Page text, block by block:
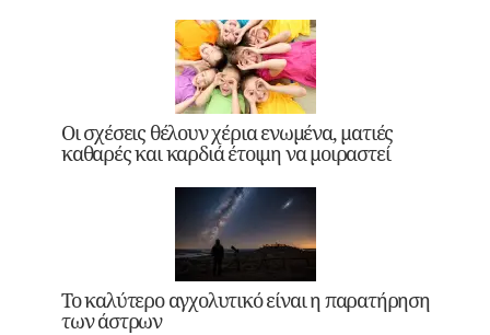
Οι σχέσεις θέλουν χέρια ενωμένα, ματιές
καθαρές και καρδιά έτοιμη να μοιραστεί
Το καλύτερο αγχολυτικό είναι η παρατήρηση
των άστρων